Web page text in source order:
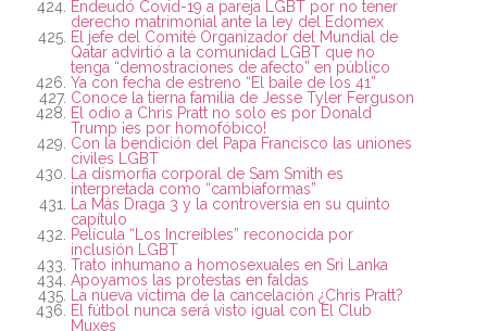
Endeudó Covid-19 a pareja LGBT por no tener
derecho matrimonial ante la ley del Edomex
El jefe del Comité Organizador del Mundial de
Qatar advirtió a la comunidad LGBT que no
tenga “demostraciones de afecto” en público
Ya con fecha de estreno “El baile de los 41”
Conoce la tierna familia de Jesse Tyler Ferguson
El odio a Chris Pratt no solo es por Donald
Trump ¡es por homofóbico!
Con la bendición del Papa Francisco las uniones
civiles LGBT
La dismorfia corporal de Sam Smith es
interpretada como “cambiaformas”
La Más Draga 3 y la controversia en su quinto
capítulo
Película “Los Increíbles” reconocida por
inclusión LGBT
Trato inhumano a homosexuales en Sri Lanka
Apoyamos las protestas en faldas
La nueva víctima de la cancelación ¿Chris Pratt?
El fútbol nunca será visto igual con El Club
Muxes